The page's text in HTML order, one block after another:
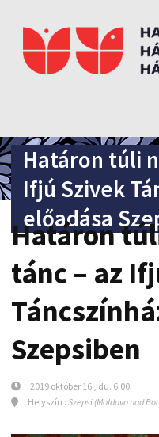
Határon túli
Ifjú Szivek
előadása
Határon
tánc – az
Szepsiben
2019 október 16., du. 6:00
Helyszín : Szepsi (Moldava nad